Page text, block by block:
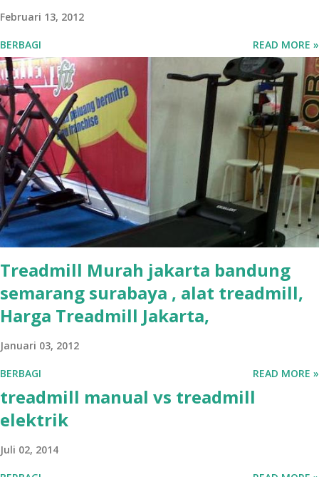
Februari 13, 2012
BERBAGI READ MORE »
Treadmill Murah jakarta bandung
semarang surabaya , alat treadmill,
Harga Treadmill Jakarta,
Januari 03, 2012
BERBAGI READ MORE »
treadmill manual vs treadmill
elektrik
Juli 02, 2014